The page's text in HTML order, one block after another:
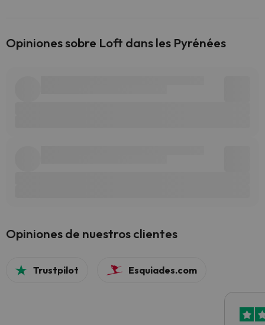
Opiniones sobre Loft dans les Pyrénées
Opiniones de nuestros clientes
Trustpilot Esquiades.com